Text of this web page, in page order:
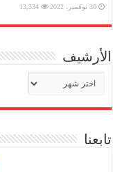
30 نوفمبر، 2022 13,334
الأرشيف
تابعنا